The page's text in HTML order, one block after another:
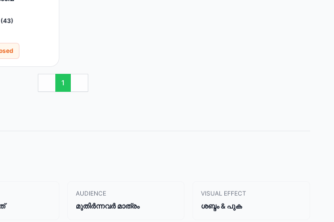
(43)
1
AUDIENCE
മുതിർന്നവർ മാത്രം
VISUAL EFFECT
ശബ്ദം & പുക